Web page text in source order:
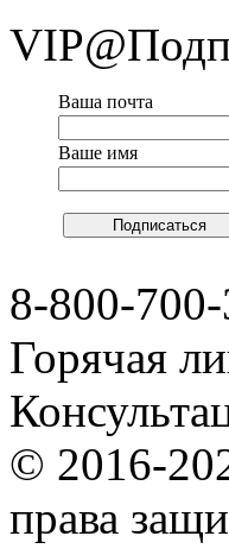
Ваша почта
Ваше имя
8-800-
Горячая
© 2016-
права